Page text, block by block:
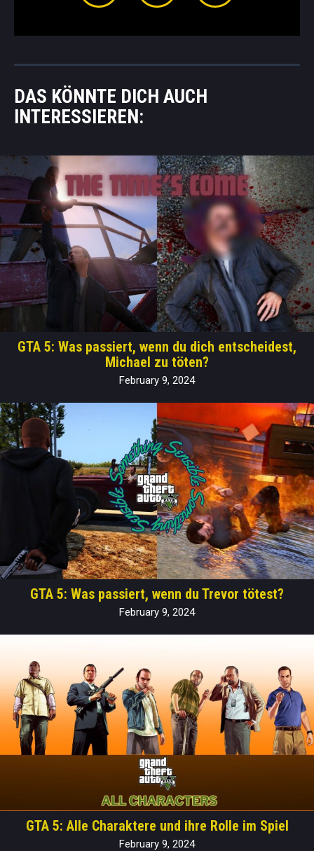
DAS KÖNNTE DICH AUCH
INTERESSIEREN:
GTA 5: Was passiert, wenn du dich entscheidest,
Michael zu töten?
February 9, 2024
GTA 5: Was passiert, wenn du Trevor tötest?
February 9, 2024
GTA 5: Alle Charaktere und ihre Rolle im Spiel
February 9, 2024